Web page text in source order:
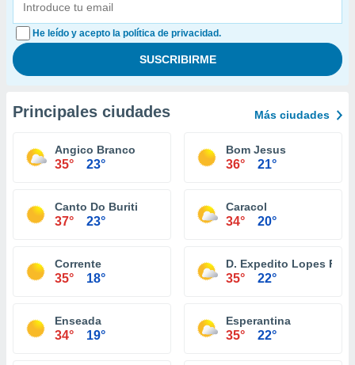
He leído y acepto la política de privacidad.
Principales ciudades Más ciudades
Angico Branco
35° 23°
Bom Jesus
36° 21°
Canto Do Buriti
37° 23°
Caracol
34° 20°
Corrente
35° 18°
D. Expedito Lopes
35° 22°
Enseada
34° 19°
Esperantina
35° 22°